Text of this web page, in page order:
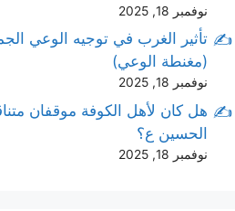
نوفمبر 18, 2025
تأثير الغرب في توجيه الوعي
(مغنطة الوعي)
نوفمبر 18, 2025
هل كان لأهل الكوفة موقفان
الحسين ع؟
نوفمبر 18, 2025